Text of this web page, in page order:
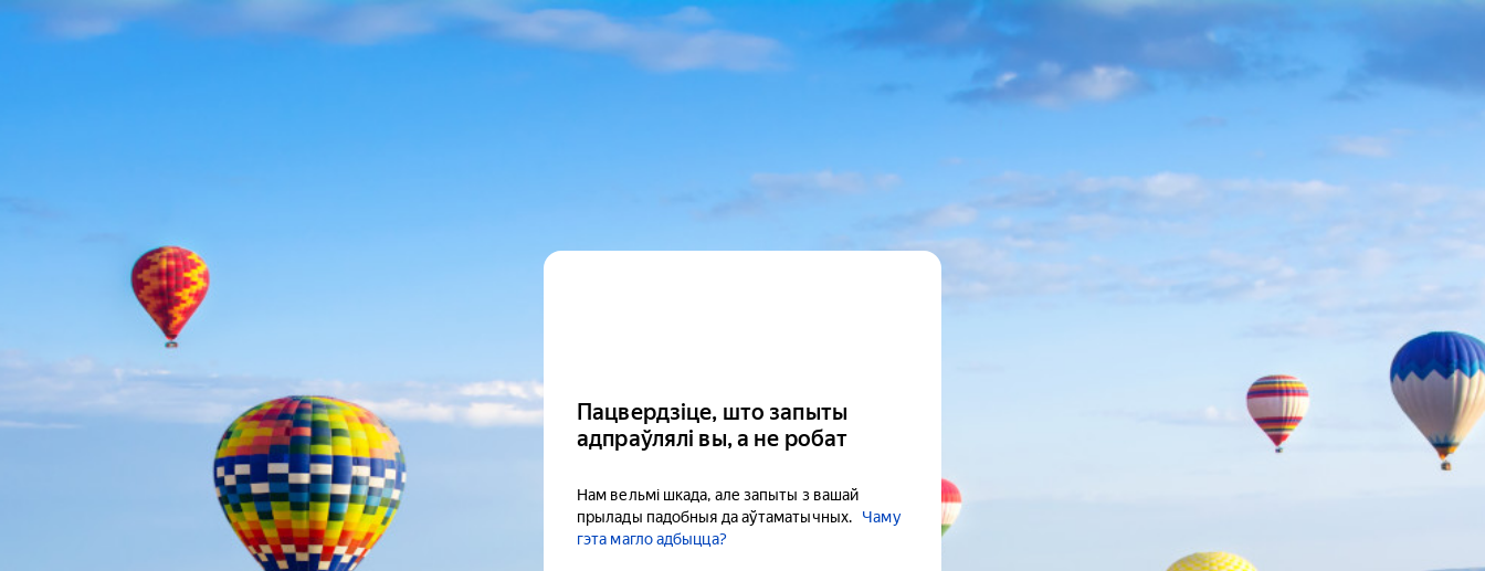
Пацвердзіце, што запыты
адпраўлялі вы, а не робат
Нам вельмі шкада, але запыты з вашай
прылады падобныя да аўтаматычных.
Чаму
гэта магло адбыцца?